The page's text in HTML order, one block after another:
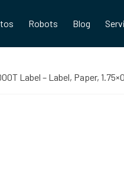
Robots Blog
Label – Label, Paper,